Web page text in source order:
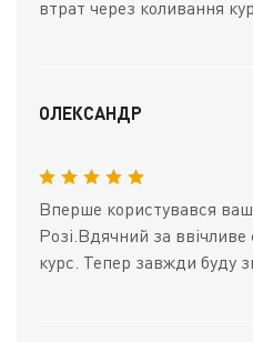
втрат через коливання
ОЛЕКСАНДР
Вперше користувався
Розі.Вдячний за
курс. Тепер завжди буду